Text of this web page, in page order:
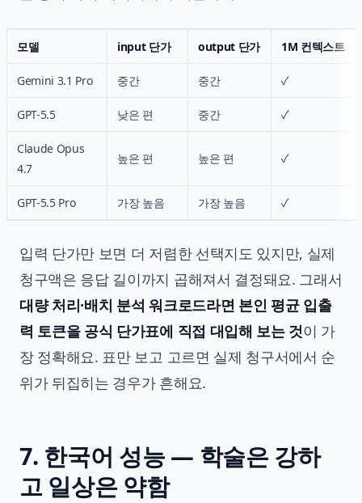
모델 input 단가 output 단가 1M 컨텍스트
Gemini 3.1 Pro 중간 중간 ✓
GPT-5.5 낮은 편 중간 ✓
Claude Opus
4.7
높은 편 높은 편 ✓
GPT-5.5 Pro 가장 높음 가장 높음 ✓
입력 단가만 보면 더 저렴한 선택지도 있지만, 실제
청구액은 응답 길이까지 곱해져서 결정돼요. 그래서
대량 처리·배치 분석 워크로드라면 본인 평균 입출
력 토큰을 공식 단가표에 직접 대입해 보는 것이 가
장 정확해요. 표만 보고 고르면 실제 청구서에서 순
위가 뒤집히는 경우가 흔해요.
7. 한국어 성능 — 학술은 강하
고 일상은 약함